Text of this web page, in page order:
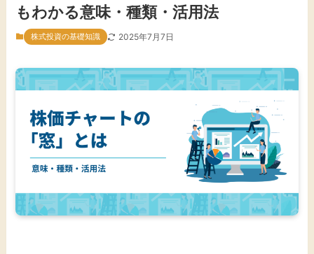
もわかる意味・種類・活用法
株式投資の基礎知識 2025年7月7日